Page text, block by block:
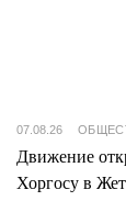
07.08.26
Движение
Хоргосу в